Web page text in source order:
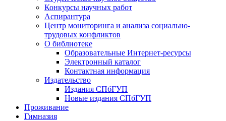
Конкурсы научных работ
Аспирантура
Центр мониторинга и анализа социально-
трудовых конфликтов
О библиотеке
Образовательные Интернет-ресурсы
Электронный каталог
Контактная информация
Издательство
Издания СПбГУП
Новые издания СПбГУП
Проживание
Гимназия